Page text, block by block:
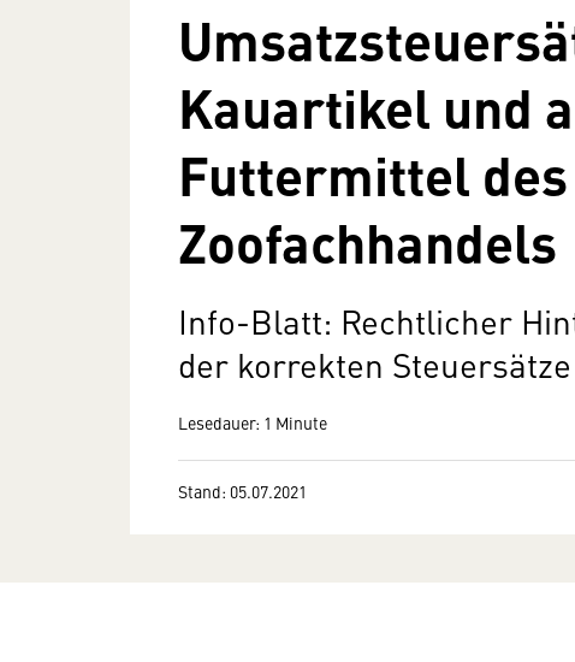
Kauartikel und
Futtermittel des
Zoofachhandels
Info-Blatt: Rechtlicher
der korrekten
Lesedauer: 1 Minute
Stand: 05.07.2021